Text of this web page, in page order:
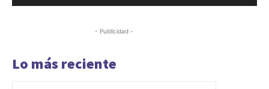
- Publicidad -
Lo más reciente